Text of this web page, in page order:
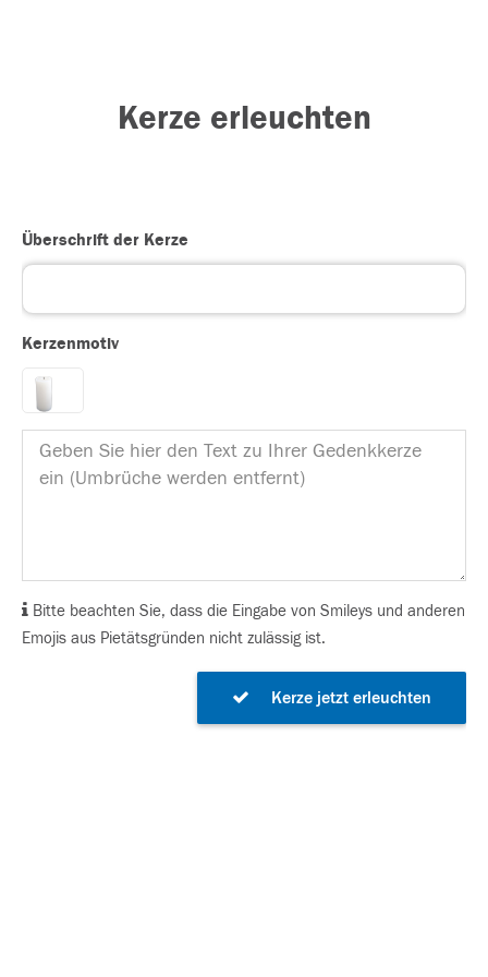
Kerze erleuchten
Überschrift der Kerze
Kerzenmotiv
Bitte beachten Sie, dass die Eingabe von Smileys und anderen
Emojis aus Pietätsgründen nicht zulässig ist.
Kerze jetzt erleuchten